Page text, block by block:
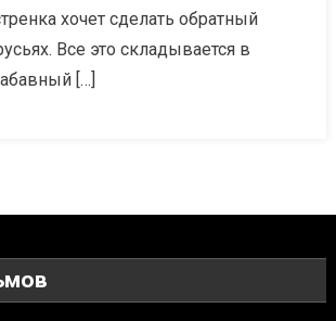
хочет сделать обратный
Все это складывается в
[…]